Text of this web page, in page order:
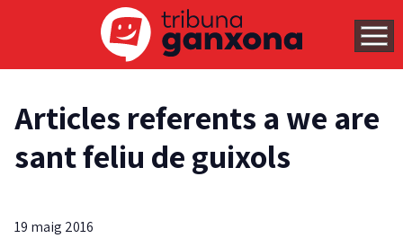
Articles referents a we are
sant feliu de guixols
19 maig 2016